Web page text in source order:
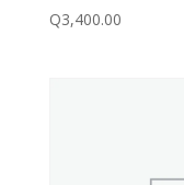
Q3,400.00